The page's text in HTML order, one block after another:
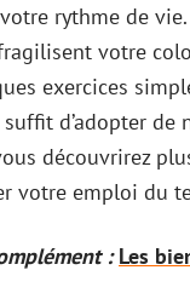
rythme de
votre
exercices
d’adopter
découvrirez
votre emploi du
: Les